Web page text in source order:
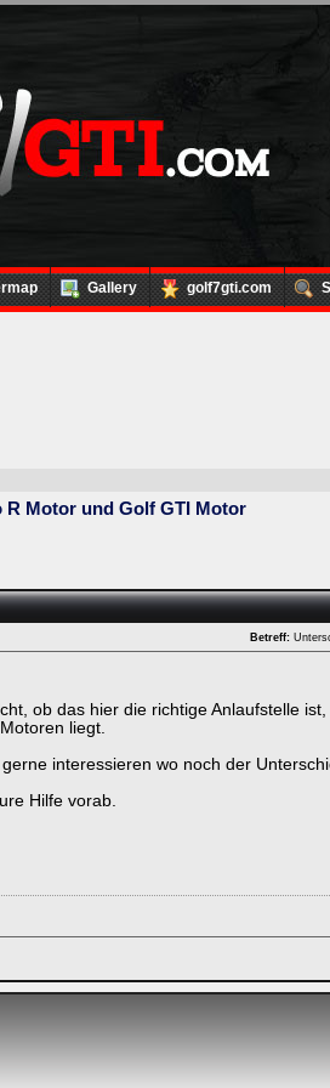
Gallery golf7gti.com
Motor und Golf GTI Motor
Betreff:
ob das hier die richtige Anlaufstelle
liegt.
interessieren wo noch der
Hilfe vorab.